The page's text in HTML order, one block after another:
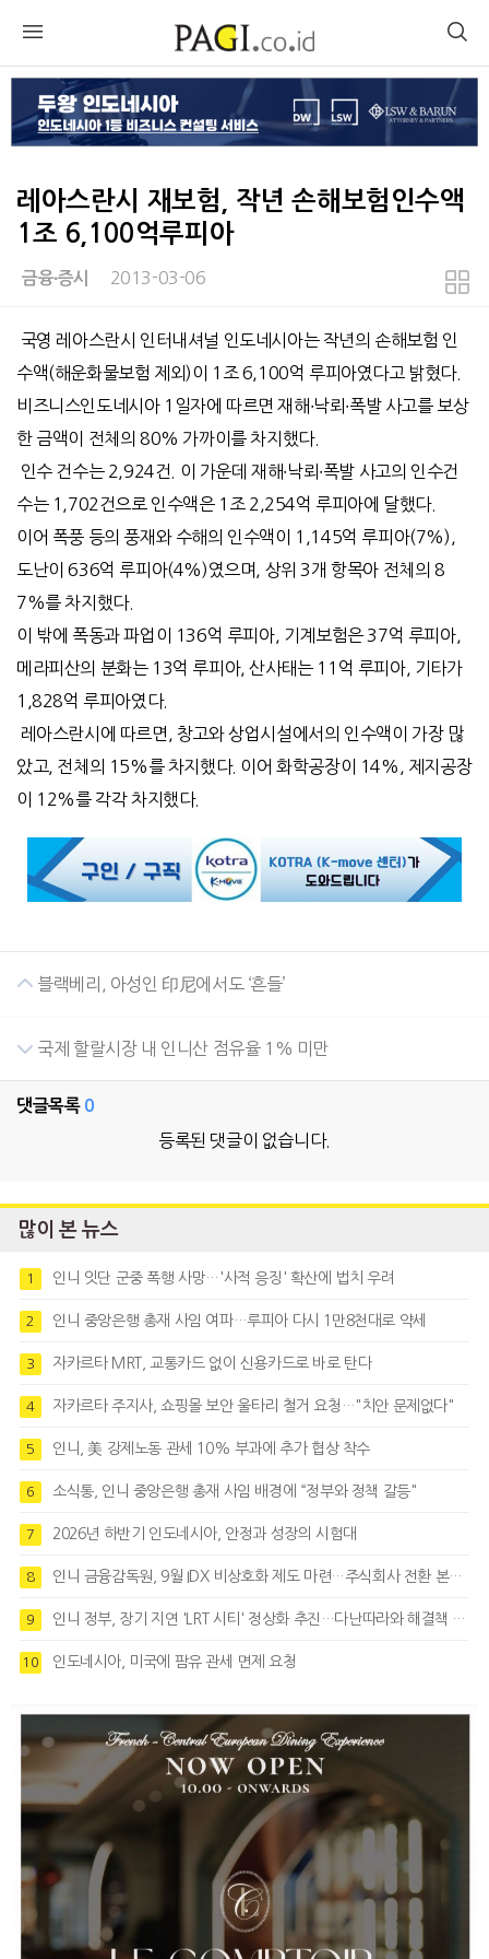
레아스란시 재보험, 작년 손해보험인수액
1조 6,100억루피아
금융∙증시 2013-03-06
본문
국영 레아스란시 인터내셔널 인도네시아는 작년의 손해보험 인
수액(해운화물보험 제외)이 1조 6,100억 루피아였다고 밝혔다.
비즈니스인도네시아 1일자에 따르면 재해∙낙뢰∙폭발 사고를 보상
한 금액이 전체의 80% 가까이를 차지했다.
인수 건수는 2,924건. 이 가운데 재해∙낙뢰∙폭발 사고의 인수건
수는 1,702건으로 인수액은 1조 2,254억 루피아에 달했다.
이어 폭풍 등의 풍재와 수해의 인수액이 1,145억 루피아(7%),
도난이 636억 루피아(4%)였으며, 상위 3개 항목아 전체의 8
7%를 차지했다.
이 밖에 폭동과 파업이 136억 루피아, 기계보험은 37억 루피아,
메라피산의 분화는 13억 루피아, 산사태는 11억 루피아, 기타가
1,828억 루피아였다.
레아스란시에 따르면, 창고와 상업시설에서의 인수액이 가장 많
았고, 전체의 15%를 차지했다. 이어 화학공장이 14%, 제지공장
이 12%를 각각 차지했다.
블랙베리, 아성인 印尼에서도 ‘흔들’
국제 할랄시장 내 인니산 점유율 1% 미만
댓글목록 0
등록된 댓글이 없습니다.
많이 본 뉴스
1 인니 잇단 군중 폭행 사망…'사적 응징' 확산에 법치 우려
2 인니 중앙은행 총재 사임 여파…루피아 다시 1만8천대로 약세
3 자카르타 MRT, 교통카드 없이 신용카드로 바로 탄다
4 자카르타 주지사, 쇼핑몰 보안 울타리 철거 요청…"치안 문제없다"
5 인니, 美 강제노동 관세 10% 부과에 추가 협상 착수
6 소식통, 인니 중앙은행 총재 사임 배경에 “정부와 정책 갈등"
7 2026년 하반기 인도네시아, 안정과 성장의 시험대
8 인니 금융감독원, 9월 IDX 비상호화 제도 마련…주식회사 전환 본격화
9 인니 정부, 장기 지연 'LRT 시티' 정상화 추진…다난따라와 해결책 모색
10 인도네시아, 미국에 팜유 관세 면제 요청